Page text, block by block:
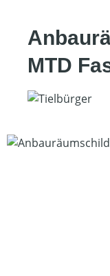
MTD
Bildergalerie